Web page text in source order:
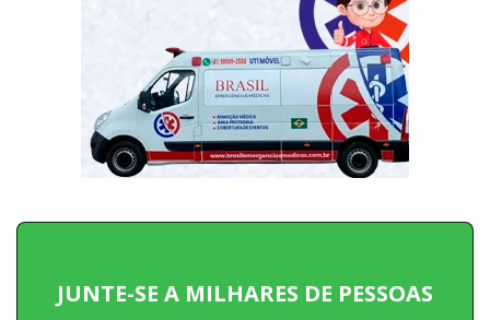
JUNTE-SE A MILHARES DE PESSOAS